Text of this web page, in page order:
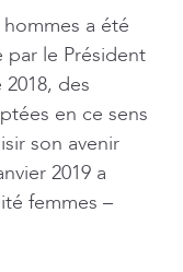
a été
par le Président
des
en ce sens
son avenir
2019 a
femmes –